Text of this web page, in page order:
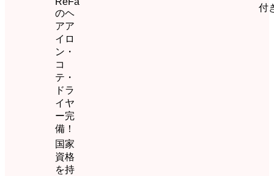
のヘ
アア
イロ
ン・
コ
テ・
ドラ
イヤ
ー完
備！
付
国家
資格
を持